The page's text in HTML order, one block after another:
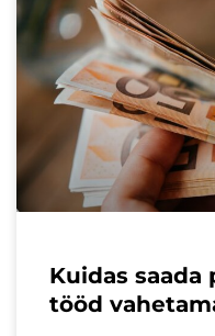
Kuidas saada
tööd